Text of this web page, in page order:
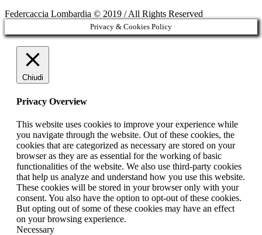
Federcaccia Lombardia © 2019 / All Rights Reserved
Privacy & Cookies Policy
Chiudi
Privacy Overview
This website uses cookies to improve your experience while
you navigate through the website. Out of these cookies, the
cookies that are categorized as necessary are stored on your
browser as they are as essential for the working of basic
functionalities of the website. We also use third-party cookies
that help us analyze and understand how you use this website.
These cookies will be stored in your browser only with your
consent. You also have the option to opt-out of these cookies.
But opting out of some of these cookies may have an effect
on your browsing experience.
Necessary